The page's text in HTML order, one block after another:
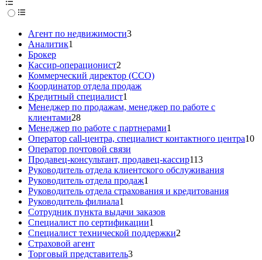
Агент по недвижимости3
Аналитик1
Брокер
Кассир-операционист2
Коммерческий директор (CCO)
Координатор отдела продаж
Кредитный специалист1
Менеджер по продажам, менеджер по работе с
клиентами28
Менеджер по работе с партнерами1
Оператор call-центра, специалист контактного центра10
Оператор почтовой связи
Продавец-консультант, продавец-кассир113
Руководитель отдела клиентского обслуживания
Руководитель отдела продаж1
Руководитель отдела страхования и кредитования
Руководитель филиала1
Сотрудник пункта выдачи заказов
Специалист по сертификации1
Специалист технической поддержки2
Страховой агент
Торговый представитель3